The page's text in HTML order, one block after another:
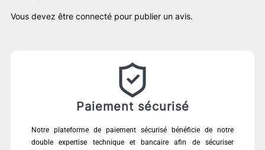
Vous devez être connecté pour publier un avis.
Paiement sécurisé
Notre plateforme de paiement sécurisé bénéficie de notre
double expertise technique et bancaire afin de sécuriser